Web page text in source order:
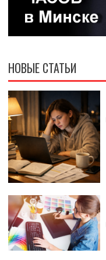
НОВЫЕ СТАТЬИ